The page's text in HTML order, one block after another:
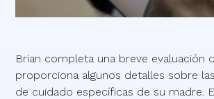
Brian completa una breve evaluación
proporciona algunos detalles sobre
de cuidado específicas de su madre.